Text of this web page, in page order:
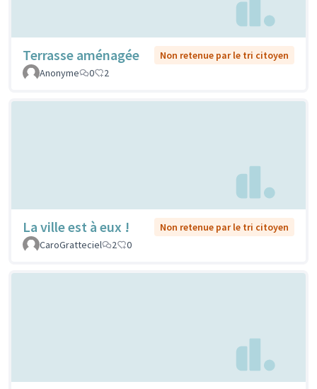
Terrasse aménagée
Non retenue par le tri citoyen
Anonyme
0 2
La ville est à eux !
Non retenue par le tri citoyen
CaroGratteciel
2 0